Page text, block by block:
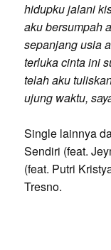
hidupku jalani
aku bersumpah
sepanjang usia
terluka cinta ini
telah aku
ujung waktu,
Single lainnya
Sendiri (feat.
(feat. Putri
Tresno.